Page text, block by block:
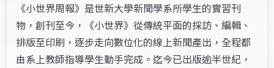
《小世界周報》是世新大學新聞學系所學生的實習刊
物，創刊至今，《小世界》從傳統平面的採訪、編輯、
排版至印刷，逐步走向數位化的線上新聞產出，全程都
由系上教師指導學生動手完成。迄今已出版逾半世紀，